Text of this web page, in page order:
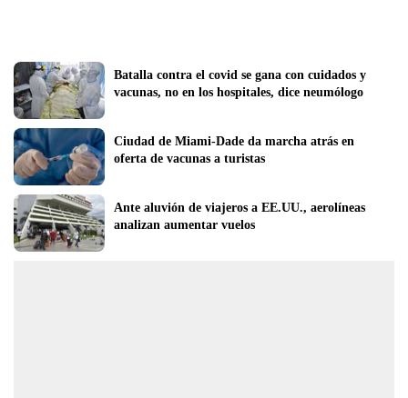
Batalla contra el covid se gana con cuidados y
vacunas, no en los hospitales, dice neumólogo
Ciudad de Miami-Dade da marcha atrás en
oferta de vacunas a turistas
Ante aluvión de viajeros a EE.UU., aerolíneas
analizan aumentar vuelos